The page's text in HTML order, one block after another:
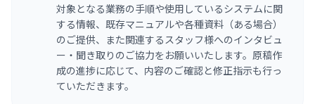
対象となる業務の手順や使用しているシステムに関
する情報、既存マニュアルや各種資料（ある場合）
のご提供、また関連するスタッフ様へのインタビュ
ー・聞き取りのご協力をお願いいたします。原稿作
成の進捗に応じて、内容のご確認と修正指示も行っ
ていただきます。